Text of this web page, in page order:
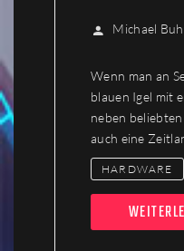
Michael
Wenn man an
blauen Igel mit
neben beliebten
auch eine
HARDWARE